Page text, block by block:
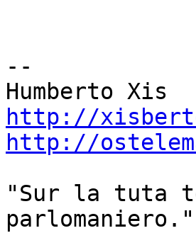
--
http://
http://
"Sur la tuta